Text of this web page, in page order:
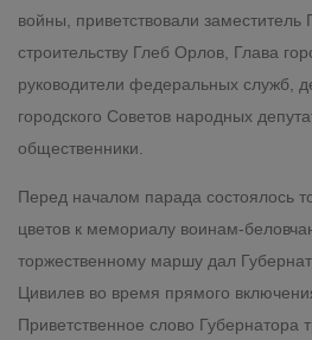
войны, приветствовали заместитель
строительству Глеб Орлов, Глава
руководители федеральных служб,
городского Советов народных
общественники.
Перед началом парада состоялось
цветов к мемориалу воинам-
торжественному маршу дал
Цивилев во время прямого
Приветственное слово Губернатора